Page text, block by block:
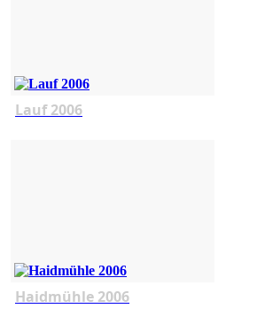
Lauf 2006
Haidmühle 2006